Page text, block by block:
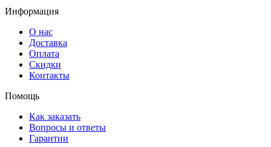
Информация
О нас
Доставка
Оплата
Скидки
Контакты
Помощь
Как заказать
Вопросы и ответы
Гарантии